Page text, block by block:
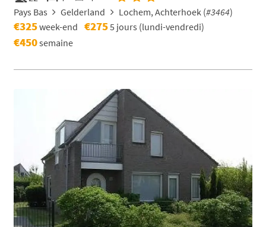
Pays Bas
Gelderland Lochem, Achterhoek (#3464)
€325week-end €2755 jours (lundi-vendredi)
€450semaine